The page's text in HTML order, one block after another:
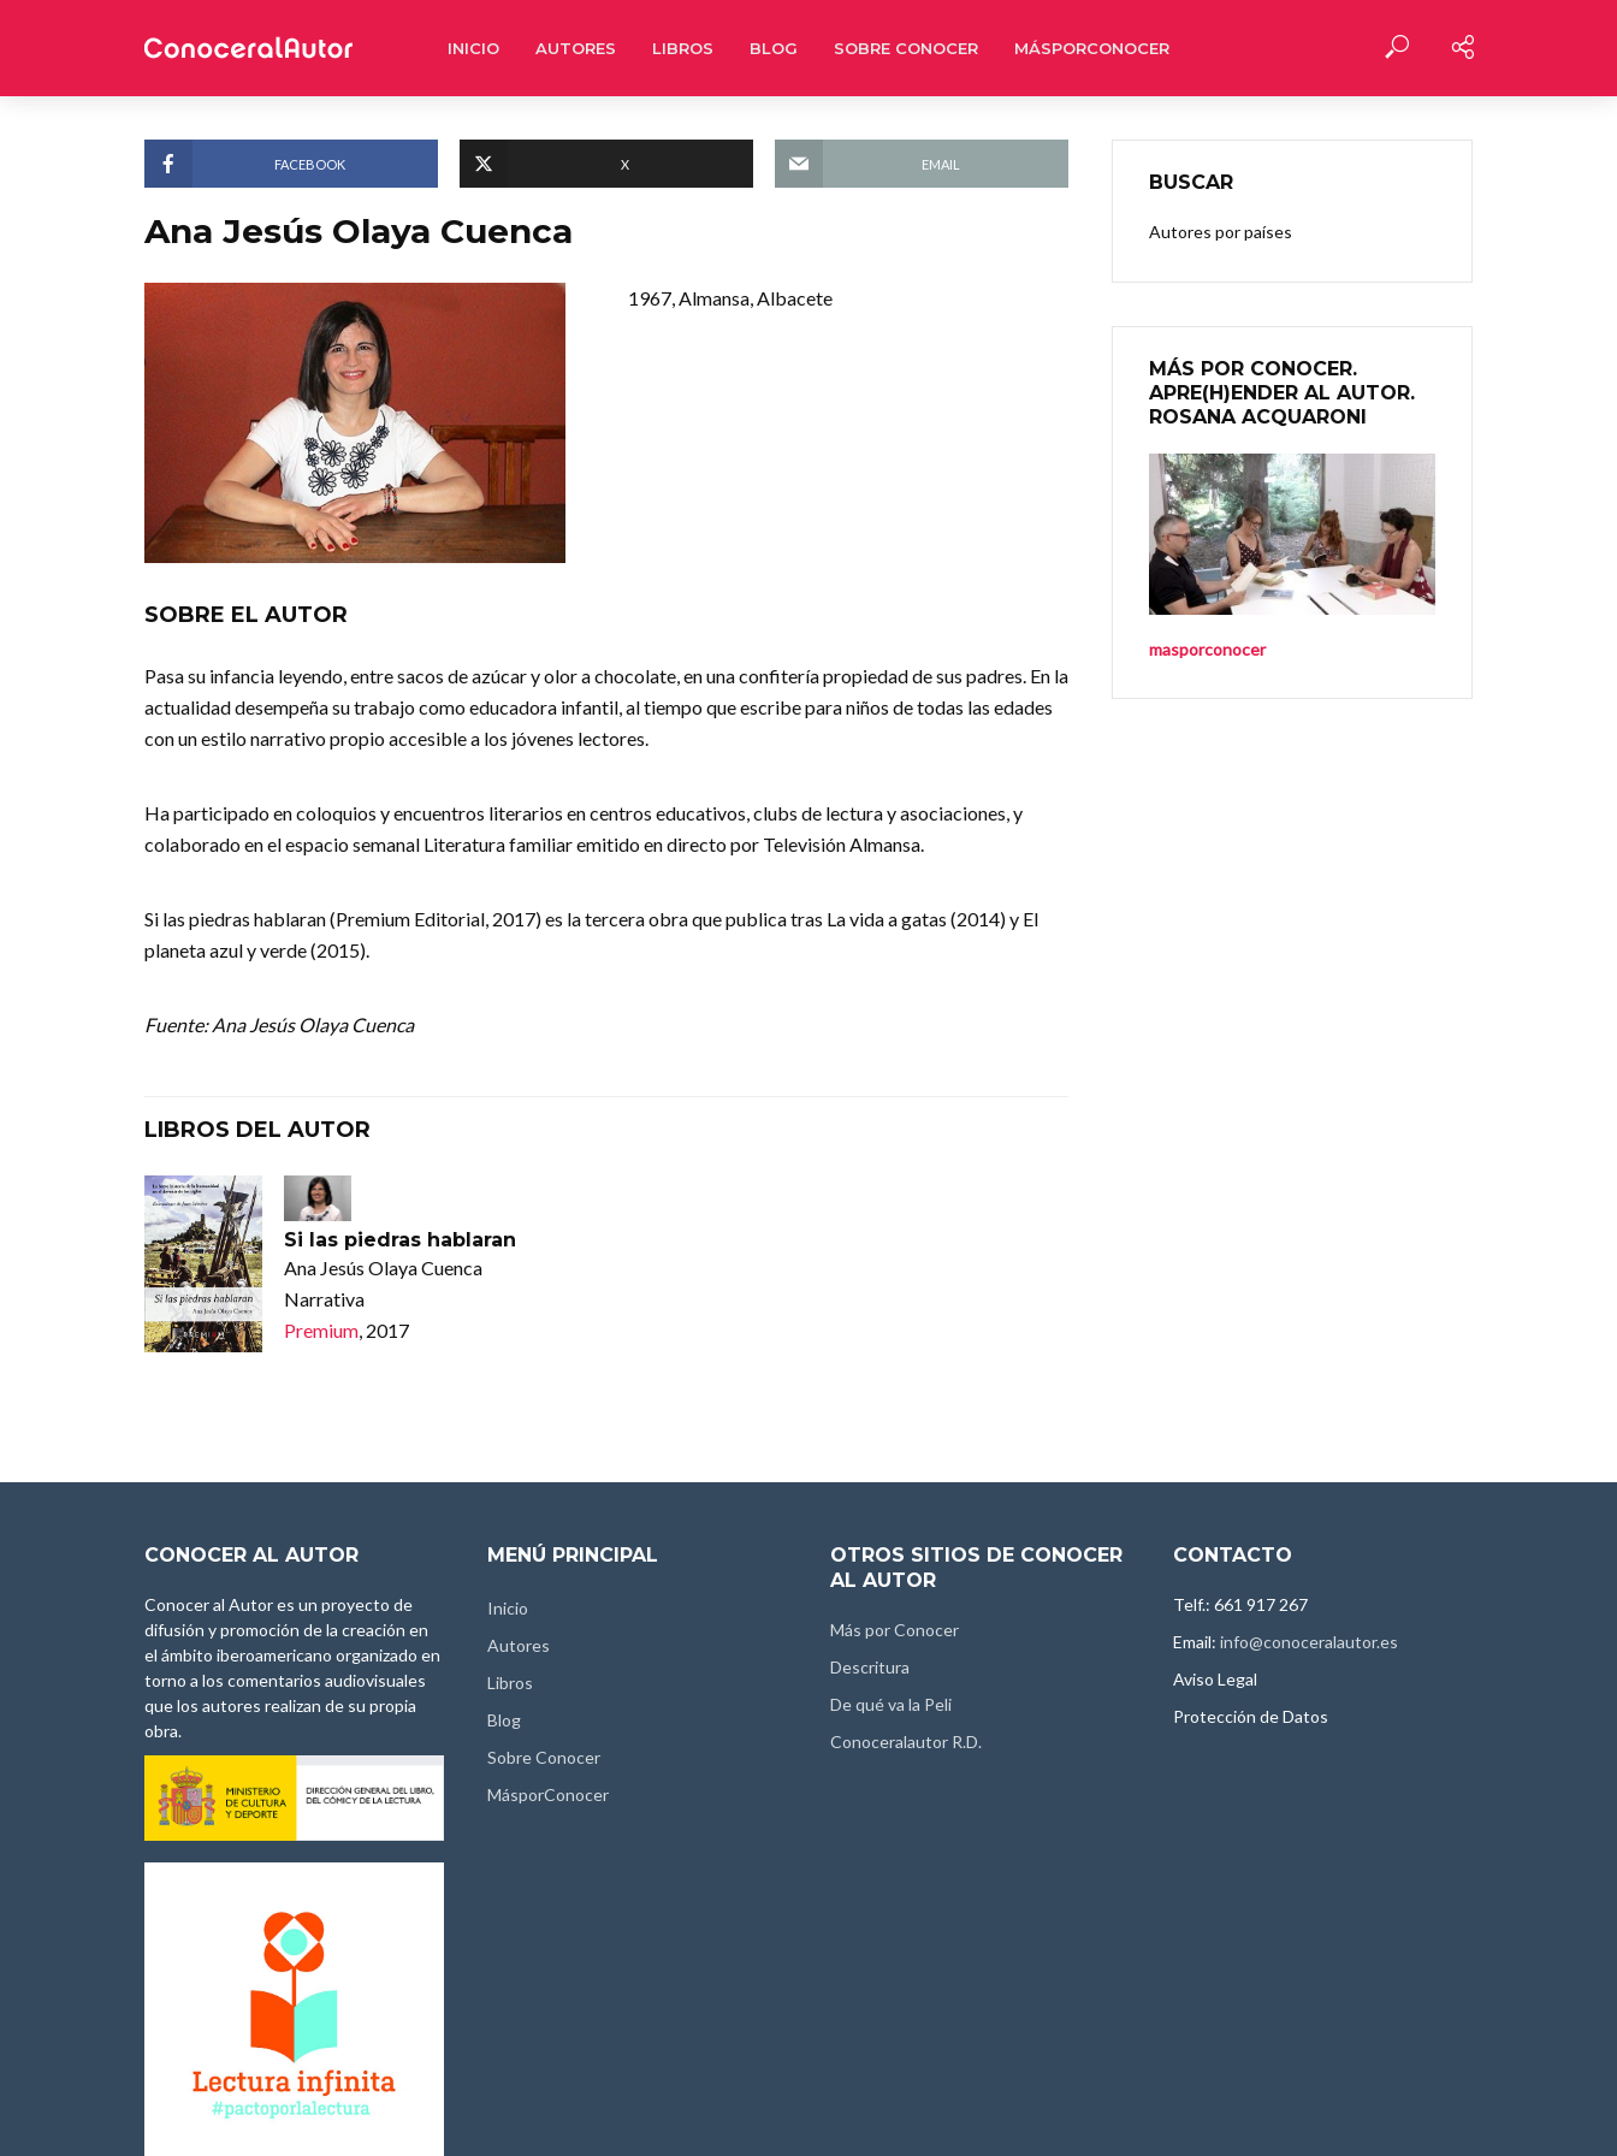
INICIO AUTORES LIBROS BLOG SOBRE CONOCER MÁSPORCONOCER
FACEBOOK X EMAIL
Ana Jesús Olaya Cuenca
1967, Almansa, Albacete
SOBRE EL AUTOR
Pasa su infancia leyendo, entre sacos de azúcar y olor a chocolate, en una confitería propiedad de sus padres. En la
actualidad desempeña su trabajo como educadora infantil, al tiempo que escribe para niños de todas las edades
con un estilo narrativo propio accesible a los jóvenes lectores.
Ha participado en coloquios y encuentros literarios en centros educativos, clubs de lectura y asociaciones, y
colaborado en el espacio semanal Literatura familiar emitido en directo por Televisión Almansa.
Si las piedras hablaran (Premium Editorial, 2017) es la tercera obra que publica tras La vida a gatas (2014) y El
planeta azul y verde (2015).
Fuente: Ana Jesús Olaya Cuenca
LIBROS DEL AUTOR
Si las piedras hablaran
Ana Jesús Olaya Cuenca
Narrativa
Premium, 2017
BUSCAR
Autores por países
MÁS POR CONOCER.
APRE(H)ENDER AL AUTOR.
ROSANA ACQUARONI
masporconocer
CONOCER AL AUTOR
Conocer al Autor es un proyecto de
difusión y promoción de la creación en
el ámbito iberoamericano organizado en
torno a los comentarios audiovisuales
que los autores realizan de su propia
obra.
MENÚ PRINCIPAL
Inicio
Autores
Libros
Blog
Sobre Conocer
MásporConocer
OTROS SITIOS DE CONOCER
AL AUTOR
Más por Conocer
Descritura
De qué va la Peli
Conoceralautor R.D.
CONTACTO
Telf.: 661 917 267
Email: info@conoceralautor.es
Aviso Legal
Protección de Datos